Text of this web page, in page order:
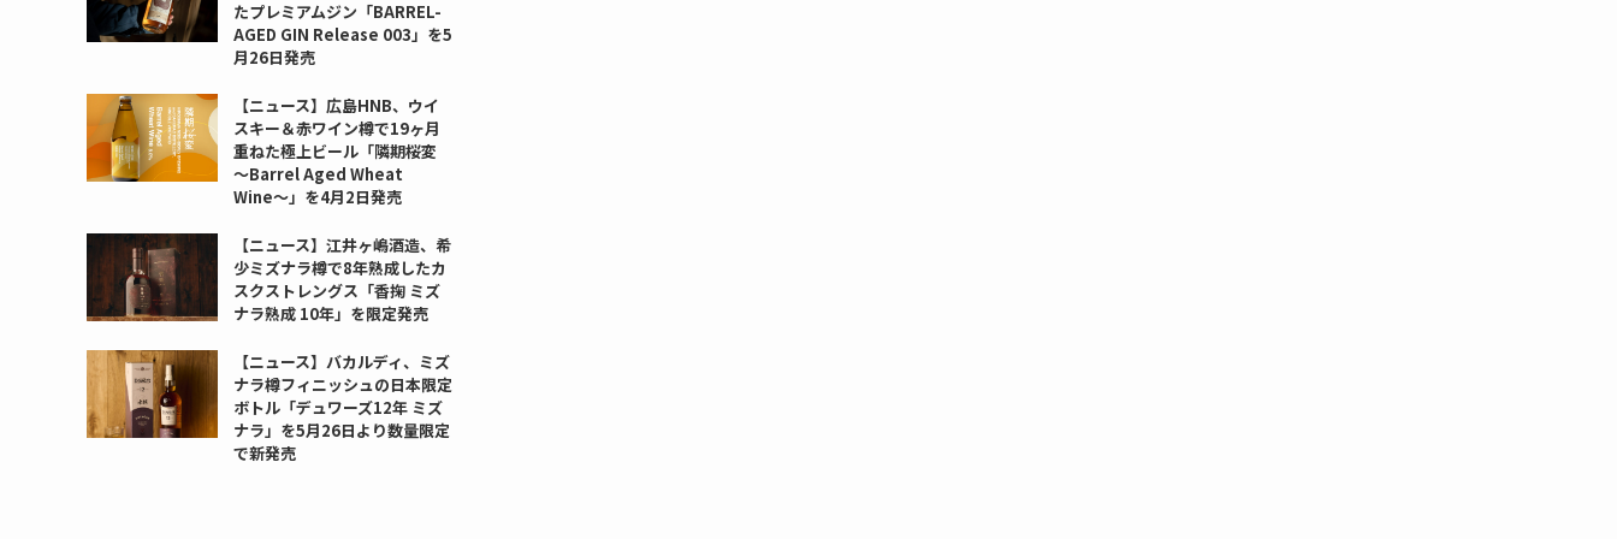
たプレミアムジン「BARREL-
AGED GIN Release 003」を5
月26日発売
【ニュース】広島HNB、ウイ
スキー＆赤ワイン樽で19ヶ月
重ねた極上ビール「隣期桜変
〜Barrel Aged Wheat
Wine〜」を4月2日発売
【ニュース】江井ヶ嶋酒造、希
少ミズナラ樽で8年熟成したカ
スクストレングス「香掬 ミズ
ナラ熟成 10年」を限定発売
【ニュース】バカルディ、ミズ
ナラ樽フィニッシュの日本限定
ボトル「デュワーズ12年 ミズ
ナラ」を5月26日より数量限定
で新発売